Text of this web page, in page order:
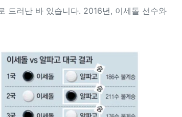
드러난 바 있습니다. 2016년, 이세돌 선수와